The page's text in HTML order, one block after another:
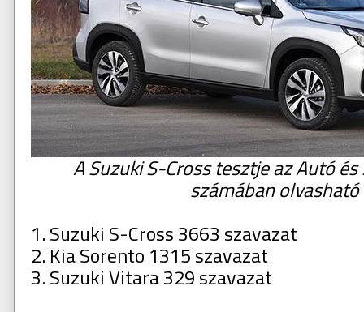
A Suzuki S-Cross tesztje az Autó
számában olvasható
1. Suzuki S-Cross 3663 szavazat
2. Kia Sorento 1315 szavazat
3. Suzuki Vitara 329 szavazat